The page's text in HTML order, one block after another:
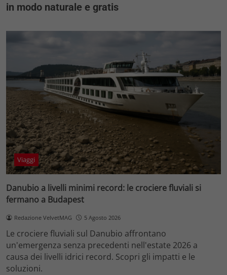
in modo naturale e gratis
Viaggi
Danubio a livelli minimi record: le crociere fluviali si
fermano a Budapest
Redazione VelvetMAG 5 Agosto 2026
Le crociere fluviali sul Danubio affrontano
un'emergenza senza precedenti nell'estate 2026 a
causa dei livelli idrici record. Scopri gli impatti e le
soluzioni.